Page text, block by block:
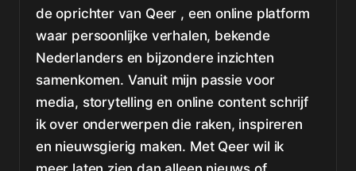
de oprichter van Qeer , een online platform
waar persoonlijke verhalen, bekende
Nederlanders en bijzondere inzichten
samenkomen. Vanuit mijn passie voor
media, storytelling en online content schrijf
ik over onderwerpen die raken, inspireren
en nieuwsgierig maken. Met Qeer wil ik